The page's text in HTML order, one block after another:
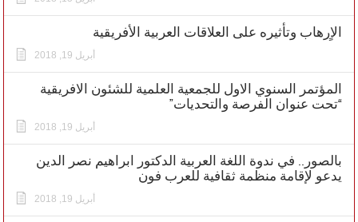
الاٍرهاب وتأثيره على العلاقات العربية الأفريقية
أبريل 19, 2018
المؤتمر السنوي الاول للجمعية العلمية للشئون الافريقية
“تحت عنوان الفرصة والتحديات”
أبريل 19, 2018
بالصور.. في ندوة اللغة العربية الدكتور ابراهيم نصر الدين
يدعو لإقامة منظمة ثقافية للعرب فون
أبريل 19, 2018